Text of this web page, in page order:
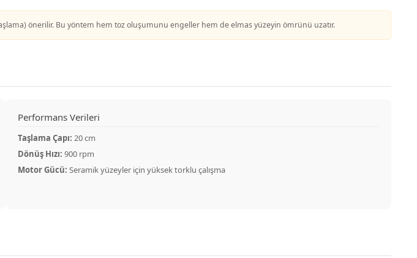
önerilir. Bu yöntem hem toz oluşumunu engeller hem de elmas yüzeyin ömrünü uzatır.
Performans Verileri
Taşlama Çapı: 20 cm
Dönüş Hızı: 900 rpm
Motor Gücü: Seramik yüzeyler için yüksek torklu çalışma